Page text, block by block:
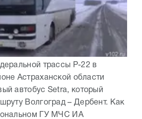
трассы Р-22 в
Астраханской области
автобус Setra, который
Волгоград – Дербент. Как
ГУ МЧС ИА